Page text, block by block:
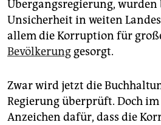
Übergangsregierung, wurden
Unsicherheit in weiten
allem die Korruption für
Bevölkerung gesorgt.
Zwar wird jetzt die
Regierung überprüft. Doch
Anzeichen dafür, dass die